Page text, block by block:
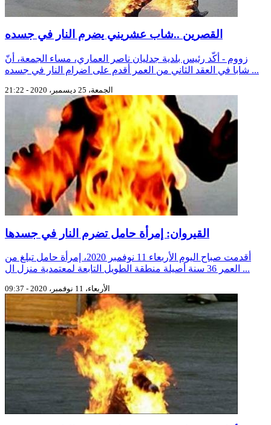
القصرين ..شاب عشريني يضرم النار في جسده
زووم - أكّد رئيس بلدية جدليان ناصر العماري، مساء الجمعة، أنّ
شابا في العقد الثاني من العمر أقدم على اضرام النار في جسده ...
الجمعة، 25 ديسمبر، 2020 - 21:22
القيروان: إمرأة حامل تضرم النار في جسدها
أقدمت صباح اليوم الأربعاء 11 نوفمبر 2020، إمرأة حامل تبلغ من
العمر 36 سنة أصيلة منطقة الطويل التابعة لمعتمدية منزل ال ...
الأربعاء، 11 نوفمبر، 2020 - 09:37